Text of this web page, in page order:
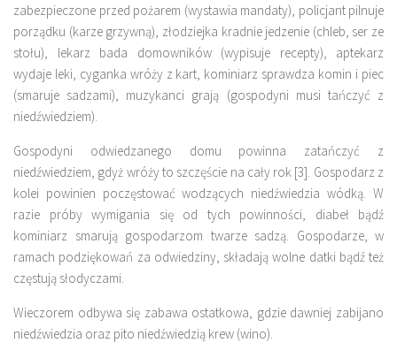
zabezpieczone przed pożarem (wystawia mandaty), policjant pilnuje
porządku (karze grzywną), złodziejka kradnie jedzenie (chleb, ser ze
stołu), lekarz bada domowników (wypisuje recepty), aptekarz
wydaje leki, cyganka wróży z kart, kominiarz sprawdza komin i piec
(smaruje sadzami), muzykanci grają (gospodyni musi tańczyć z
niedźwiedziem).
Gospodyni odwiedzanego domu powinna zatańczyć z
niedźwiedziem, gdyż wróży to szczęście na cały rok [3]. Gospodarz z
kolei powinien poczęstować wodzących niedźwiedzia wódką. W
razie próby wymigania się od tych powinności, diabeł bądź
kominiarz smarują gospodarzom twarze sadzą. Gospodarze, w
ramach podziękowań za odwiedziny, składają wolne datki bądź też
częstują słodyczami.
Wieczorem odbywa się zabawa ostatkowa, gdzie dawniej zabijano
niedźwiedzia oraz pito niedźwiedzią krew (wino).